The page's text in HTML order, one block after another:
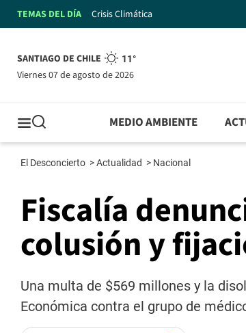
TEMAS DEL DÍA Crisis Climática
SANTIAGO DE CHILE 11°
viernes 07 de agosto de 2026
MEDIO AMBIENTE
El Desconcierto >Actualidad > Nacional
Fiscalía
colusión y
Una multa de $569 millones y la
Económica contra el grupo de